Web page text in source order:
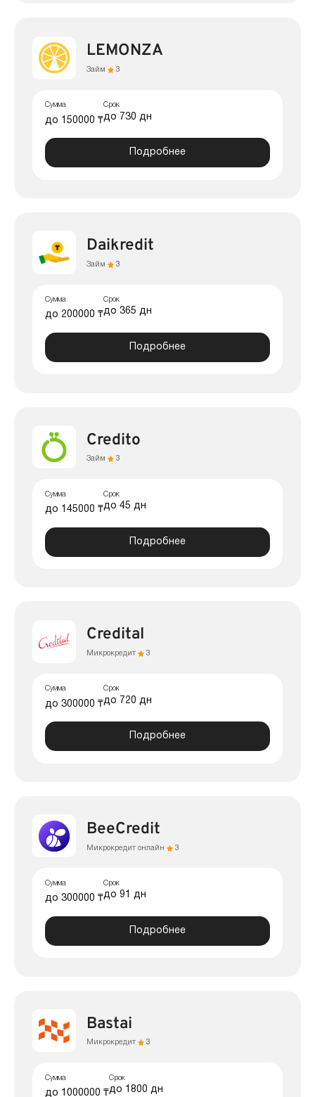
LEMONZA
Займ 3
Сумма
до 150000 ₸
Срок
до 730 дн
Подробнее
Daikredit
Займ 3
Сумма
до 200000 ₸
Срок
до 365 дн
Подробнее
Credito
Займ 3
Сумма
до 145000 ₸
Срок
до 45 дн
Подробнее
Credital
Микрокредит 3
Сумма
до 300000 ₸
Срок
до 720 дн
Подробнее
BeeCredit
Микрокредит онлайн 3
Сумма
до 300000 ₸
Срок
до 91 дн
Подробнее
Bastai
Микрокредит 3
Сумма
до 1000000 ₸
Срок
до 1800 дн